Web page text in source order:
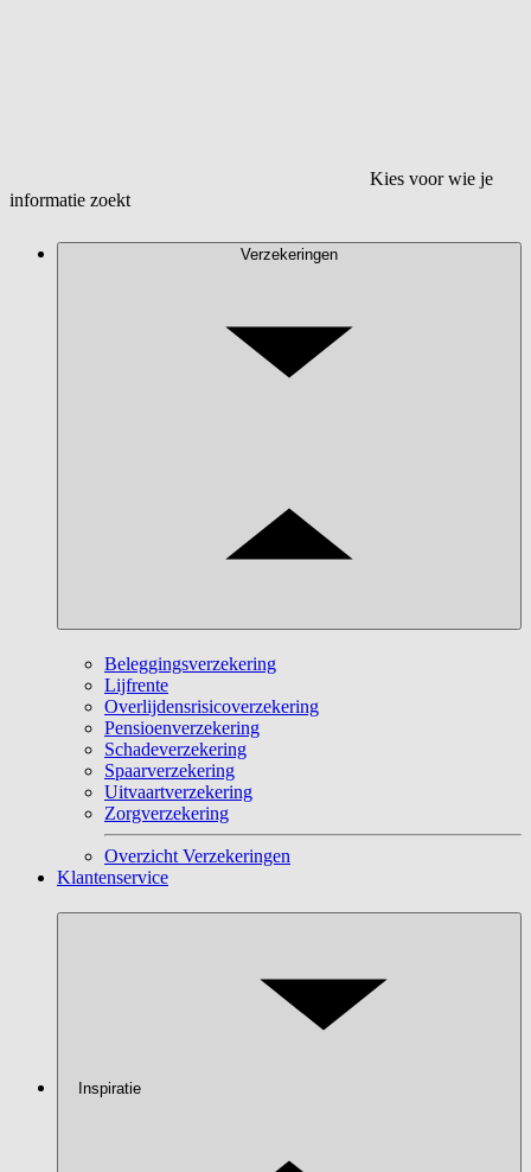
Kies voor wie je
informatie zoekt
Verzekeringen
Beleggingsverzekering
Lijfrente
Overlijdensrisicoverzekering
Pensioenverzekering
Schadeverzekering
Spaarverzekering
Uitvaartverzekering
Zorgverzekering
Overzicht Verzekeringen
Klantenservice
Inspiratie